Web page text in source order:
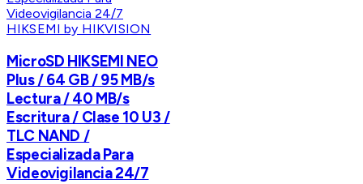
HIKSEMI by HIKVISION
MicroSD HIKSEMI NEO
Plus / 64 GB / 95 MB/s
Lectura / 40 MB/s
Escritura / Clase 10 U3 /
TLC NAND /
Especializada Para
Videovigilancia 24/7